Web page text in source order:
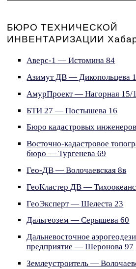
БЮРО ТЕХНИЧЕСКОЙ
ИНВЕНТАРИЗАЦИИ
Аверс-1 — Истомина 84
Азимут ДВ — Дикопольцева
АмурПроект — Нагорная 15/1
БТИ 27 — Постышева 16
Бюро кадастровых
Восточно-кадастровое
бюро — Тургенева 69
Гео-ДВ — Волочаевская 8в
ГеоКластер ДВ —
ГеоЭксперт — Шелеста 23
Дальгеозем — Серышева 60
Дальневосточное
предприятие — Шеронова 97
Землеустроитель —